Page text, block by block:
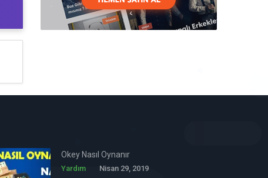
Okey Nasıl Oynanır
Yardım Nisan 29, 2019